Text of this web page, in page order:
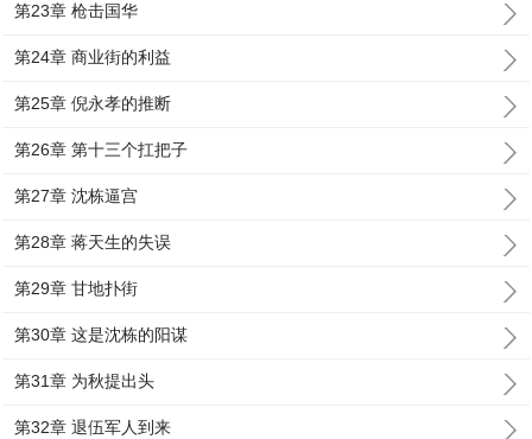
第23章 枪击国华
第24章 商业街的利益
第25章 倪永孝的推断
第26章 第十三个扛把子
第27章 沈栋逼宫
第28章 蒋天生的失误
第29章 甘地扑街
第30章 这是沈栋的阳谋
第31章 为秋提出头
第32章 退伍军人到来